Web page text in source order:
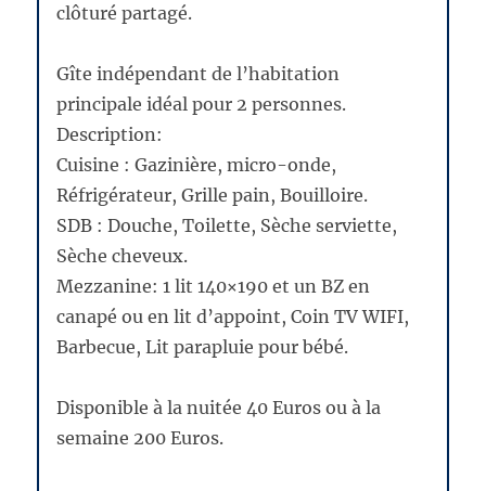
clôturé partagé.
Gîte indépendant de l’habitation
principale idéal pour 2 personnes.
Description:
Cuisine : Gazinière, micro-onde,
Réfrigérateur, Grille pain, Bouilloire.
SDB : Douche, Toilette, Sèche serviette,
Sèche cheveux.
Mezzanine: 1 lit 140×190 et un BZ en
canapé ou en lit d’appoint, Coin TV WIFI,
Barbecue, Lit parapluie pour bébé.
Disponible à la nuitée 40 Euros ou à la
semaine 200 Euros.